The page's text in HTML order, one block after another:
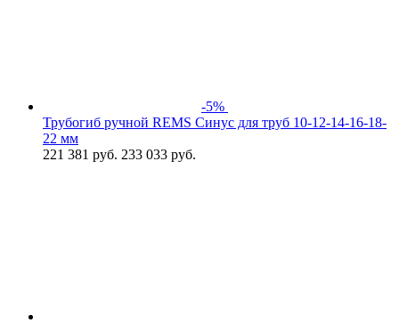
-5%
Трубогиб ручной REMS Синус для труб 10-12-14-16-18-
22 мм
221 381 руб. 233 033 руб.